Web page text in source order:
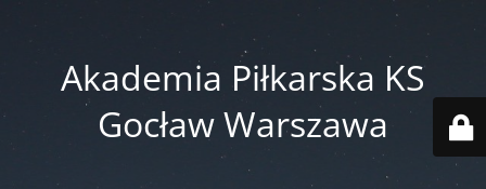
Akademia Piłkarska KS
Gocław Warszawa